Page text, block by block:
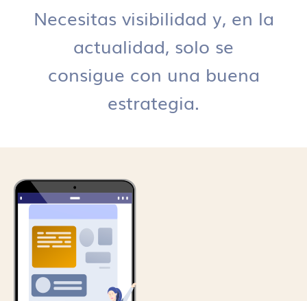
Necesitas visibilidad y, en la
actualidad, solo se
consigue con una buena
estrategia.